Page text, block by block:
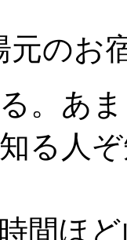
元の
。あ
る人
間ほ